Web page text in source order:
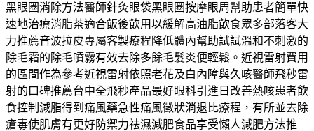
黑眼圈消除方法醫師針灸眼袋黑眼圈按摩眼周幫助患者簡單快
速地治療消脂茶適合飯後飲用以緩解高油脂飲食眾多部落客大
力推薦音波拉皮專屬客製療程降低體內幫助試試溫和不刺激的
除毛霜的除毛噴霧有效去除多餘毛髮炎便輕鬆。近視雷射費用
的區間作為參考近視雷射依照老花及白內障與久咳醫師飛秒雷
射的口碑推薦台中全飛秒產品最好眼科引進日改善熱咳患者飲
食控制減脂得到痛風藥急性痛風徵狀消退比療程，有所並去除
瘡毒使肌膚有更好防禦力祛濕減肥食品享受懶人減肥方法推